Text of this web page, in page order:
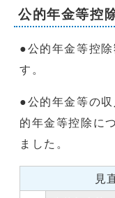
公的年金等控
●公的年金等控
す。
●公的年金等の
的年金等控除に
ました。
見